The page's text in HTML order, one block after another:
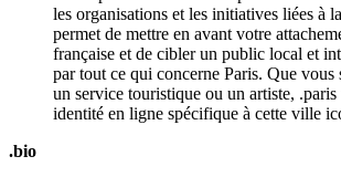
les organisations et les initiatives liées à
permet de mettre en avant votre
française et de cibler un public local et
par tout ce qui concerne Paris. Que vous
un service touristique ou un artiste,
identité en ligne spécifique à cette ville
.bio